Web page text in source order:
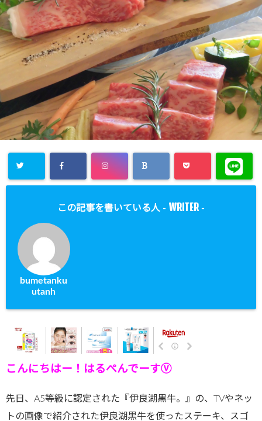
この記事を書いている人 - WRITER -
bumetanku
utanh
こんにちはー！はるぺんでーすⓋ
先日、A5等級に認定された『伊良湖黒牛。』の、TVやネッ
トの画像で紹介された伊良湖黒牛を使ったステーキ、スゴ